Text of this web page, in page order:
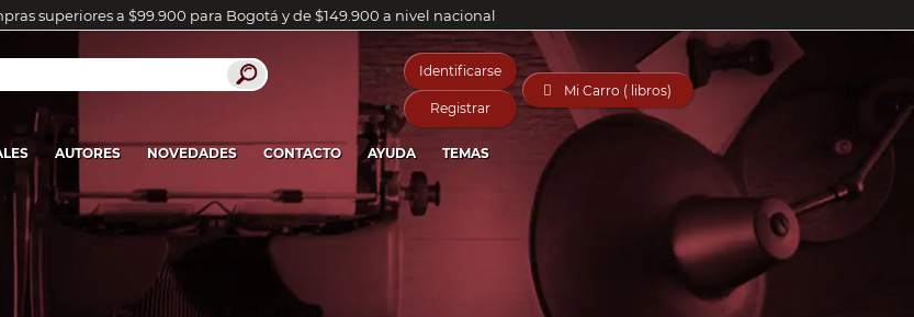
superiores a $99.900 para Bogotá y de $149.900 a nivel nacional
Identificarse
Registrar
 Mi Carro ( libros)
AUTORES NOVEDADES CONTACTO AYUDA TEMAS